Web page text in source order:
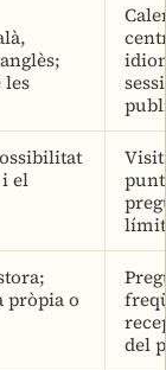
les
el
pròpia o
del